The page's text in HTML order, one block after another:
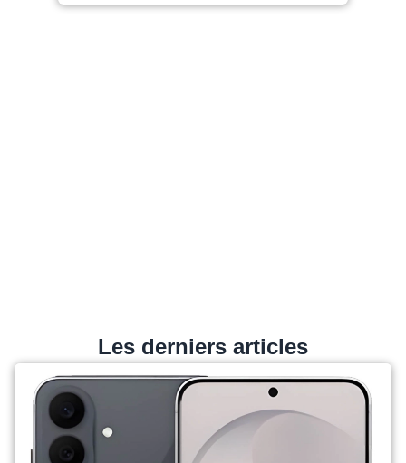
Les derniers articles